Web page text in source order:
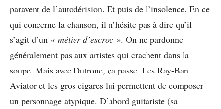
paravent de l’autodérision. Et puis de l’insolence. En ce
qui concerne la chanson, il n’hésite pas à dire qu’il
s’agit d’un « métier d’escroc ». On ne pardonne
généralement pas aux artistes qui crachent dans la
soupe. Mais avec Dutronc, ça passe. Les Ray-Ban
Aviator et les gros cigares lui permettent de composer
un personnage atypique. D’abord guitariste (sa